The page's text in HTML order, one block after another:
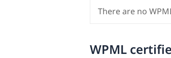
There are no
WPML